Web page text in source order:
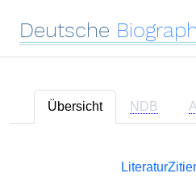
Deutsche
Übersicht NDB
Literatur